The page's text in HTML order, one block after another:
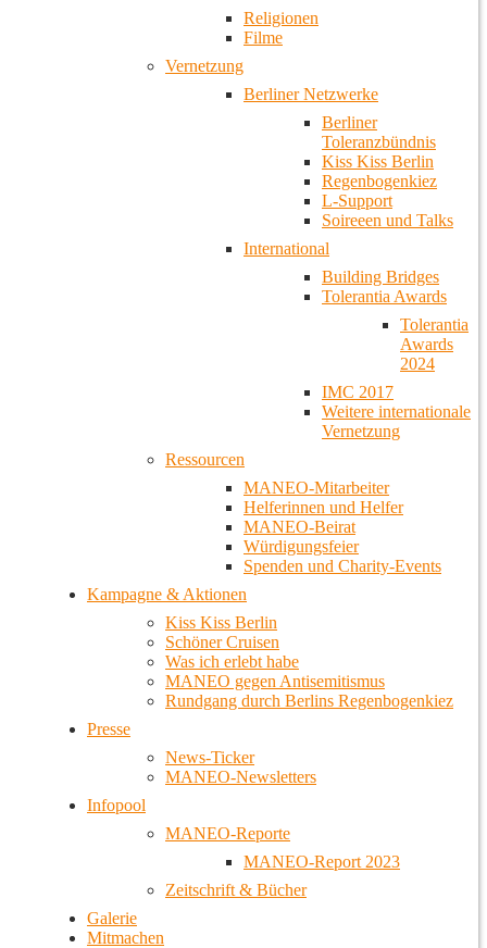
Religionen
Filme
Vernetzung
Berliner Netzwerke
Berliner
Toleranzbündnis
Kiss Kiss Berlin
Regenbogenkiez
L-Support
Soireeen und Talks
International
Building Bridges
Tolerantia Awards
Tolerantia
Awards
2024
IMC 2017
Weitere internationale
Vernetzung
Ressourcen
MANEO-Mitarbeiter
Helferinnen und Helfer
MANEO-Beirat
Würdigungsfeier
Spenden und Charity-Events
Kampagne & Aktionen
Kiss Kiss Berlin
Schöner Cruisen
Was ich erlebt habe
MANEO gegen Antisemitismus
Rundgang durch Berlins Regenbogenkiez
Presse
News-Ticker
MANEO-Newsletters
Infopool
MANEO-Reporte
MANEO-Report 2023
Zeitschrift & Bücher
Galerie
Mitmachen